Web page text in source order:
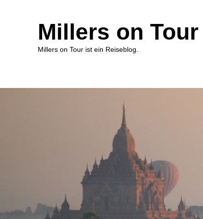
Millers on Tour
Millers on Tour ist ein Reiseblog.